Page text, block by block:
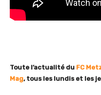
Toute l’actualité du FC
Mag, tous les lundis et les